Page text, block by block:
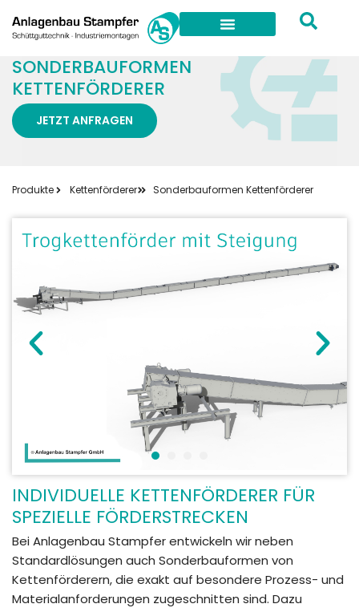
SONDERBAUFORMEN
KETTENFÖRDERER
JETZT ANFRAGEN
Produkte Kettenförderer Sonderbauformen Kettenförderer
INDIVIDUELLE KETTENFÖRDERER FÜR
SPEZIELLE FÖRDERSTRECKEN
Bei Anlagenbau Stampfer entwickeln wir neben
Standardlösungen auch Sonderbauformen von
Kettenförderern, die exakt auf besondere Prozess- und
Materialanforderungen zugeschnitten sind. Dazu